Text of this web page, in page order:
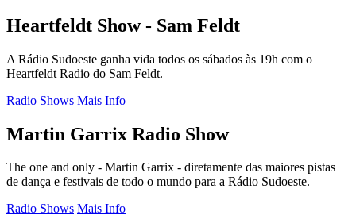
Heartfeldt Show - Sam Feldt
A Rádio Sudoeste ganha vida todos os sábados às 19h com o
Heartfeldt Radio do Sam Feldt.
Radio Shows Mais Info
Martin Garrix Radio Show
The one and only - Martin Garrix - diretamente das maiores pistas
de dança e festivais de todo o mundo para a Rádio Sudoeste.
Radio Shows Mais Info